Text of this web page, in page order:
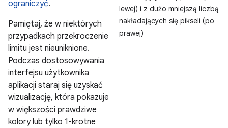
ograniczyć.
Pamiętaj, że w niektórych
przypadkach przekroczenie
limitu jest nieuniknione.
Podczas dostosowywania
interfejsu użytkownika
aplikacji staraj się uzyskać
wizualizację, która pokazuje
w większości prawdziwe
kolory lub tylko 1-krotne
lewej) i z dużo mniejszą liczbą
nakładających się pikseli (po
prawej)